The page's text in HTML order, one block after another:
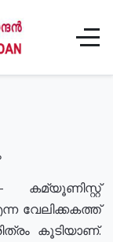
- കമ്യൂണിസ്റ്റ്
വേലിക്കകത്ത്
കൂടിയാണ്.